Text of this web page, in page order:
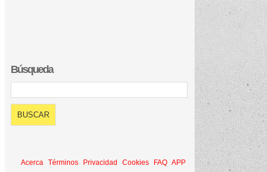
Búsqueda
Acerca Términos Privacidad Cookies FAQ APP